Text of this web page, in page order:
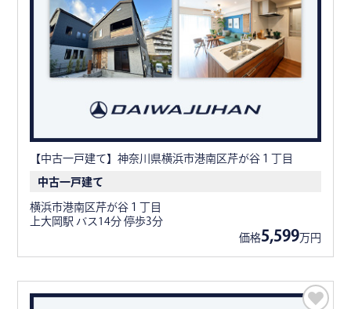
【中古一戸建て】神奈川県横浜市港南区芹が谷１丁目
中古一戸建て
横浜市港南区芹が谷１丁目
上大岡駅 バス14分 停歩3分
価格5,599万円